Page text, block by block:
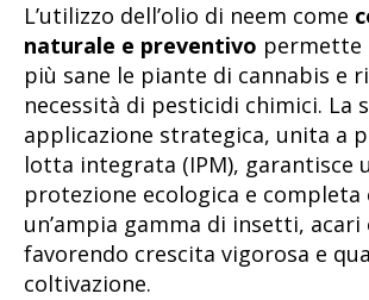
L’utilizzo dell’olio di neem come
naturale e preventivo permette
più sane le piante di cannabis e
necessità di pesticidi chimici. La
applicazione strategica, unita a
lotta integrata (IPM), garantisce
protezione ecologica e
un’ampia gamma di insetti, acari
favorendo crescita vigorosa e
coltivazione.